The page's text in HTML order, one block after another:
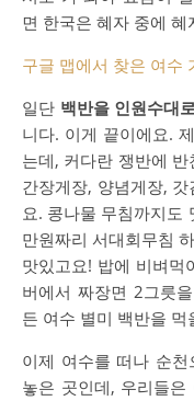
면 한국은 혜자 중에 혜
구글 맵에서 찾은 여수
일단 백반을 인원수대
니다. 이게 끝이에요.
는데, 커다란 쟁반에
간장게장, 양념게장,
요. 콩나물 무침까지도
만원짜리 서대회무침
맛있고요! 밥에 비벼먹
버에서 짜장면 2그릇
든 여수 별미 백반을 먹
이제 여수를 떠나 순
놓은 곳인데, 우리들